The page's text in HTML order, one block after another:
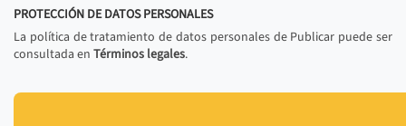
PROTECCIÓN DE DATOS PERSONALES
La política de tratamiento de datos personales de Publicar puede ser
consultada en Términos legales.